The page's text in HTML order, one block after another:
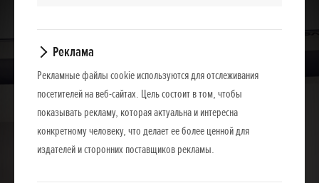
Реклама
Рекламные файлы cookie используются для отслеживания
посетителей на веб-сайтах. Цель состоит в том, чтобы
показывать рекламу, которая актуальна и интересна
конкретному человеку, что делает ее более ценной для
издателей и сторонних поставщиков рекламы.